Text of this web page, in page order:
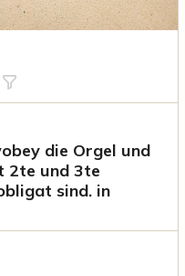
die Orgel und
2te und 3te
sind. in